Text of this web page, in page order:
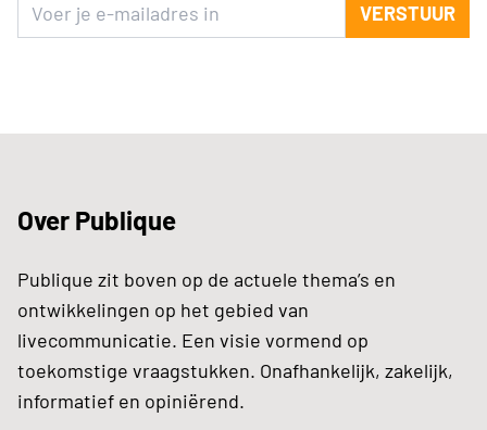
VERSTUUR
Over Publique
Publique zit boven op de actuele thema’s en
ontwikkelingen op het gebied van
livecommunicatie. Een visie vormend op
toekomstige vraagstukken. Onafhankelijk, zakelijk,
informatief en opiniërend.